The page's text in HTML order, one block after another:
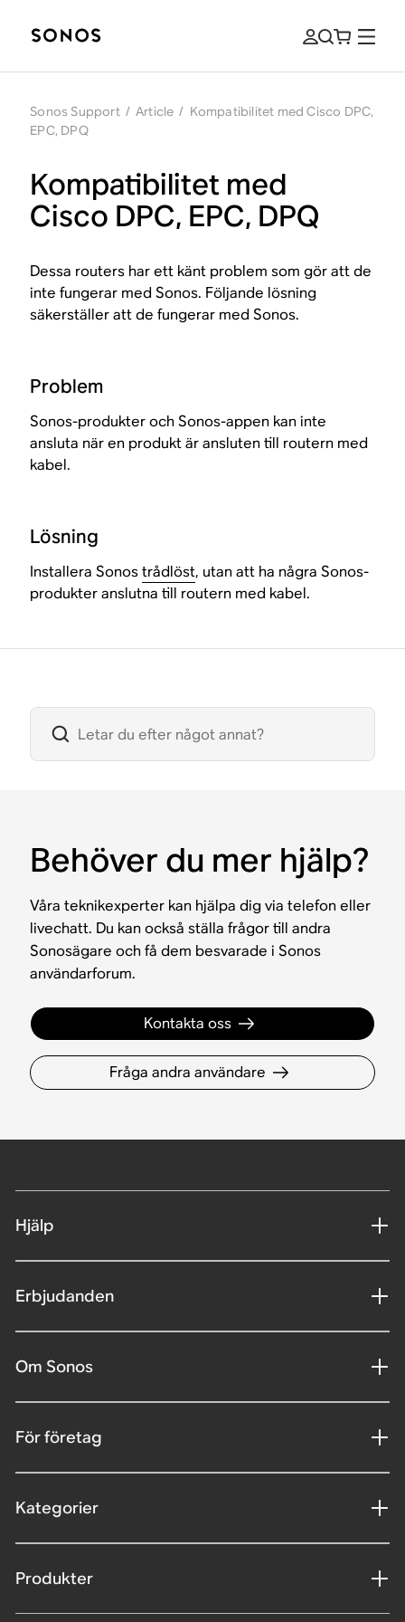
Sonos Support / Article / Kompatibilitet med Cisco DPC,
EPC, DPQ
Kompatibilitet med
Cisco DPC, EPC, DPQ
Dessa routers har ett känt problem som gör att de
inte fungerar med Sonos. Följande lösning
säkerställer att de fungerar med Sonos.
Problem
Sonos-produkter och Sonos-appen kan inte
ansluta när en produkt är ansluten till routern med
kabel.
Lösning
Installera Sonostrådlöst, utan att ha några Sonos-
produkter anslutna till routern med kabel.
Behöver du mer hjälp?
Våra teknikexperter kan hjälpa dig via telefon eller
livechatt. Du kan också ställa frågor till andra
Sonosägare och få dem besvarade i Sonos
användarforum.
Kontakta oss
Fråga andra användare
Hjälp
Erbjudanden
Om Sonos
För företag
Kategorier
Produkter